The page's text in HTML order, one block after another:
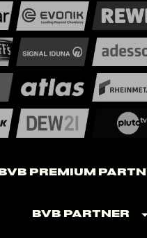
Premium
BVB Partner